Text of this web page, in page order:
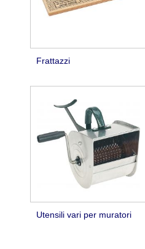
Frattazzi
Utensili vari per muratori